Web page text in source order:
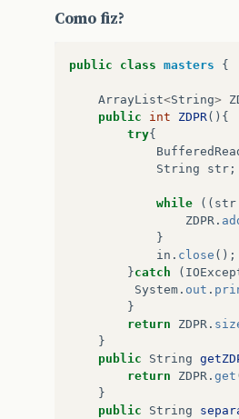
Como fiz?
public class masters {
ArrayList<String>
public
int ZDPR(){
try{
String
str ;
while (( str
ZDPR .
}
in . close ();
}catch (
System . out .
}
return
ZDPR .
}
public
String
return
ZDPR . get
}
public
String